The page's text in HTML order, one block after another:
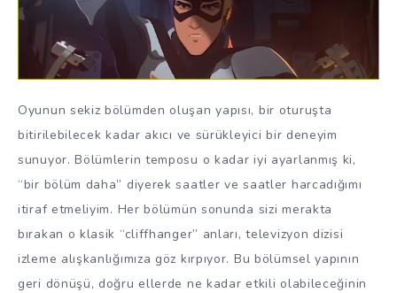
Oyunun sekiz bölümden oluşan yapısı, bir oturuşta
bitirilebilecek kadar akıcı ve sürükleyici bir deneyim
sunuyor. Bölümlerin temposu o kadar iyi ayarlanmış ki,
“bir bölüm daha” diyerek saatler ve saatler harcadığımı
itiraf etmeliyim. Her bölümün sonunda sizi merakta
bırakan o klasik “cliffhanger” anları, televizyon dizisi
izleme alışkanlığımıza göz kırpıyor. Bu bölümsel yapının
geri dönüşü, doğru ellerde ne kadar etkili olabileceğinin